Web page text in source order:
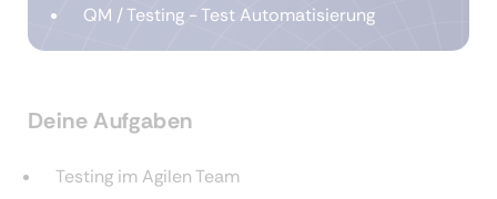
QM / Testing - Test Automatisierung
Deine Aufgaben
Testing im Agilen Team